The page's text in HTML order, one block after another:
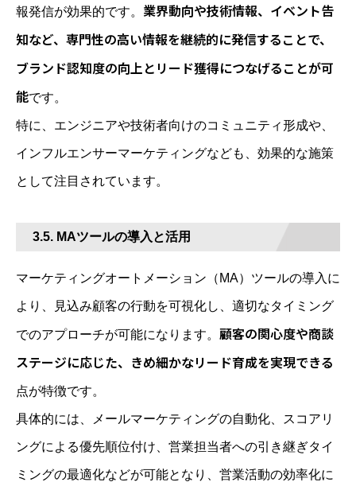
報発信が効果的です。 業界動向や技術情報、イベント告
知など、専門性の高い情報を継続的に発信することで、
ブランド認知度の向上とリード獲得につなげることが可
能です。
特に、エンジニアや技術者向けのコミュニティ形成や、
インフルエンサーマーケティングなども、効果的な施策
として注目されています。
3.5. MAツールの導入と活用
マーケティングオートメーション（MA）ツールの導入に
より、見込み顧客の行動を可視化し、適切なタイミング
でのアプローチが可能になります。 顧客の関心度や商談
ステージに応じた、きめ細かなリード育成を実現できる
点が特徴です。
具体的には、メールマーケティングの自動化、スコアリ
ングによる優先順位付け、営業担当者への引き継ぎタイ
ミングの最適化などが可能となり、営業活動の効率化に